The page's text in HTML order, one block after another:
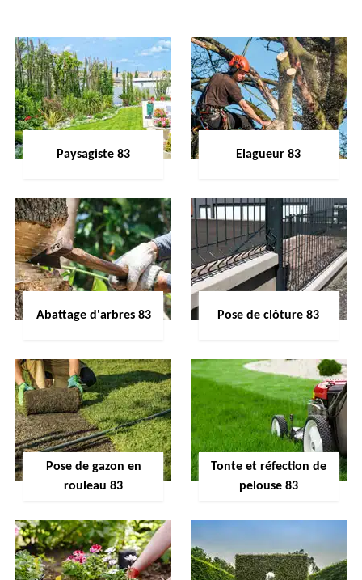
Paysagiste 83 Elagueur 83
Abattage d'arbres 83 Pose de clôture 83
Pose de gazon en
rouleau 83
Tonte et réfection de
pelouse 83